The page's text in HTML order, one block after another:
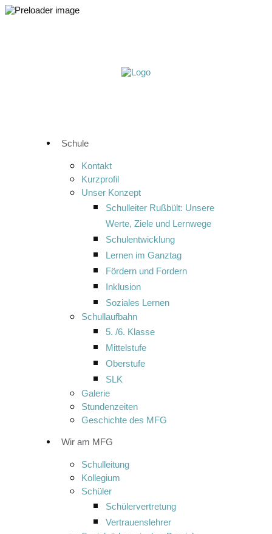
Schule
Kontakt
Kurzprofil
Unser Konzept
Schulleiter Rußbült: Unsere
Werte, Ziele und Lernwege
Schulentwicklung
Lernen im Ganztag
Fördern und Fordern
Inklusion
Soziales Lernen
Schullaufbahn
5. /6. Klasse
Mittelstufe
Oberstufe
SLK
Galerie
Stundenzeiten
Geschichte des MFG
Wir am MFG
Schulleitung
Kollegium
Schüler
Schülervertretung
Vertrauenslehrer